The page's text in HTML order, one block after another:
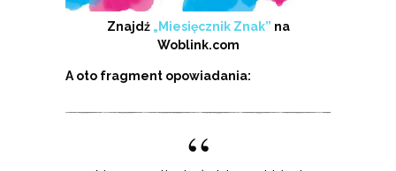
Znajdź „Miesięcznik Znak” na
Woblink.com
A oto fragment opowiadania: